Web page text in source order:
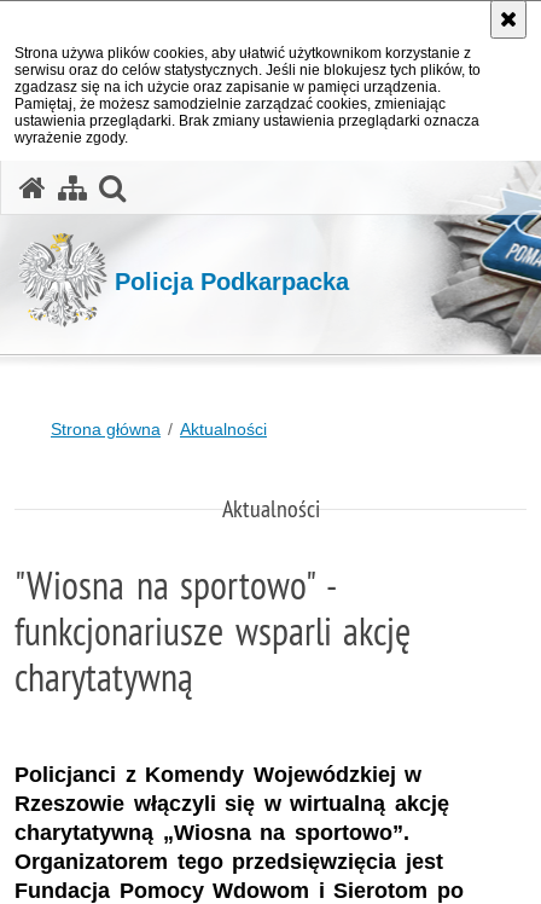
Strona używa plików cookies, aby ułatwić użytkownikom korzystanie z
serwisu oraz do celów statystycznych. Jeśli nie blokujesz tych plików, to
zgadzasz się na ich użycie oraz zapisanie w pamięci urządzenia.
Pamiętaj, że możesz samodzielnie zarządzać cookies, zmieniając
ustawienia przeglądarki. Brak zmiany ustawienia przeglądarki oznacza
wyrażenie zgody.
Policja Podkarpacka
Strona główna Aktualności
Aktualności
"Wiosna na sportowo" -
funkcjonariusze wsparli akcję
charytatywną
Policjanci z Komendy Wojewódzkiej w
Rzeszowie włączyli się w wirtualną akcję
charytatywną „Wiosna na sportowo”.
Organizatorem tego przedsięwzięcia jest
Fundacja Pomocy Wdowom i Sierotom po